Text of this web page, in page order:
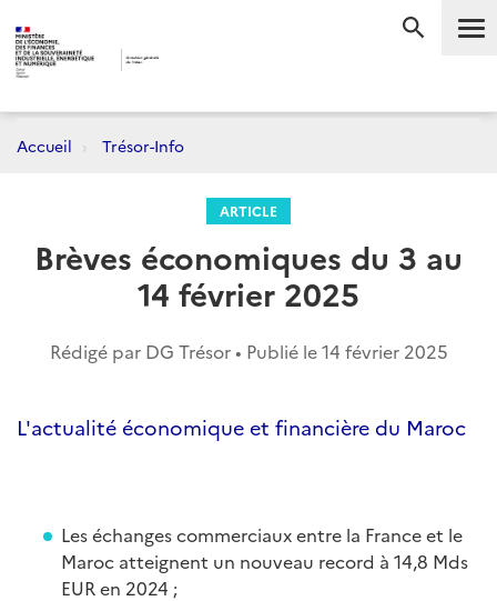
Accueil Trésor-Info
ARTICLE
Brèves économiques du 3 au
14 février 2025
Rédigé par DG Trésor • Publié le14 février 2025
L'actualité économique et financière du Maroc
Les échanges commerciaux entre la France et le
Maroc atteignent un nouveau record à 14,8 Mds
EUR en 2024 ;